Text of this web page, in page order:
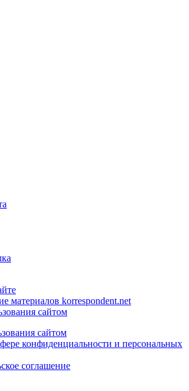
материалов korrespondent.net
сайтом
сайтом
конфиденциальности и персональных
соглашение